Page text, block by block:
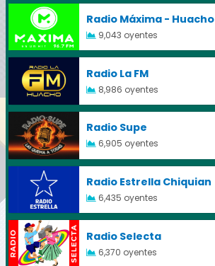
Radio Máxima - Huacho
9,043 oyentes
Radio La FM
8,986 oyentes
Radio Supe
6,905 oyentes
Radio Estrella Chiquian
6,435 oyentes
Radio Selecta
6,370 oyentes